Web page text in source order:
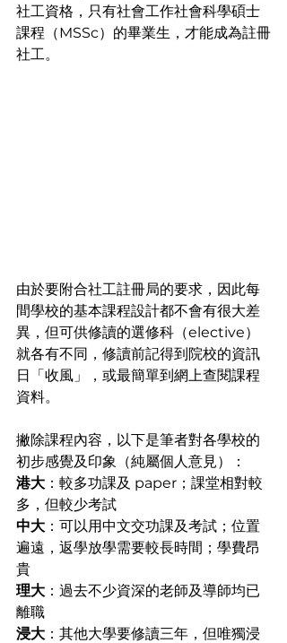
社工資格，只有社會工作社會科學碩士
課程（MSSc）的畢業生，才能成為註冊
社工。
由於要附合社工註冊局的要求，因此每
間學校的基本課程設計都不會有很大差
異，但可供修讀的選修科（elective）
就各有不同，修讀前記得到院校的資訊
日「收風」，或最簡單到網上查閱課程
資料。
撇除課程內容，以下是筆者對各學校的
初步感覺及印象（純屬個人意見）：
港大 ：較多功課及 paper；課堂相對較
多，但較少考試
中大 ：可以用中文交功課及考試；位置
遍遠，返學放學需要較長時間；學費昂
貴
理大 ：過去不少資深的老師及導師均已
離職
浸大 ：其他大學要修讀三年，但唯獨浸